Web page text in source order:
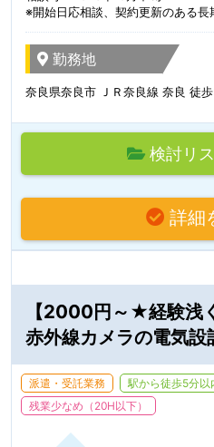
※開始日応相談、契約更新のある長
勤務地
奈良県奈良市 ＪＲ奈良線 奈良 徒
検討リ
詳細
【2000円～★経験浅
赤外線カメラの電気設
派遣・受託業務 駅から徒歩5分以
残業少なめ（20H以下）